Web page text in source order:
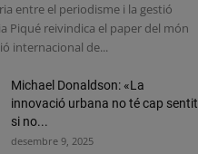
entre el periodisme i la gestió
Piqué reivindica el paper del món
internacional de...
Michael Donaldson: «La
innovació urbana no té cap sentit
si no...
desembre 9, 2025